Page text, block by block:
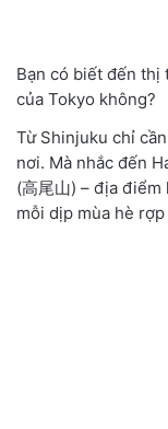
Bạn có biết đến thị
của Tokyo không?
Từ Shinjuku chỉ
nơi. Mà nhắc đến
(高尾山) – địa
mỗi dịp mùa hè